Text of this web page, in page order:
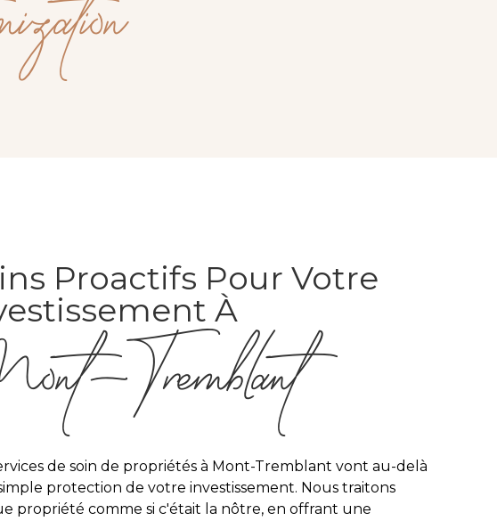
Proactifs Pour Votre
À
Tremblant
de soin de propriétés à Mont-Tremblant vont au-delà
protection de votre investissement. Nous traitons
propriété comme si c'était la nôtre, en offrant une